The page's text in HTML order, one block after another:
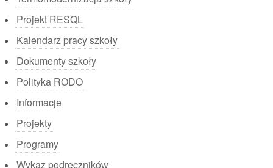
Projekt RESQL
Kalendarz pracy szkoły
Dokumenty szkoły
Polityka RODO
Informacje
Projekty
Programy
Wykaz podręczników